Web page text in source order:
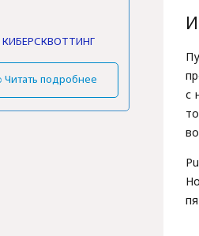
КИБЕРСКВОТТИНГ
Читать подробнее
с